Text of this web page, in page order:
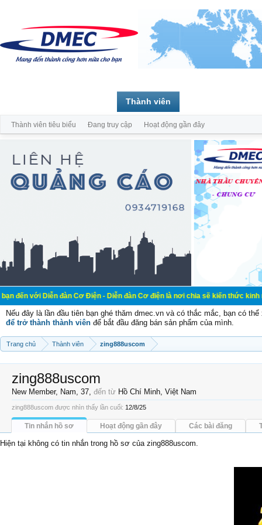
đàn Cơ Điện - Diễn đàn Cơ điện là nơi chia sẽ kiến thức kinh nghiệm
Nếu đây là lần đầu tiên bạn ghé thăm dmec.vn và có thắc mắc, bạn có
để trở thành thành viên để bắt đầu đăng bán sản phẩm của mình.
Trang chủ Thành viên zing888uscom
zing888uscom
New Member, Nam, 37, đến từ Hồ Chí Minh, Việt Nam
zing888uscom được nhìn thấy lần cuối: 12/8/25
Tin nhắn hồ sơ Hoạt động gần đây Các bài đăng
Hiện tại không có tin nhắn trong hồ sơ của zing888uscom.
Thành viên
Thành viên tiêu biểu Đang truy cập Hoạt động gần đây